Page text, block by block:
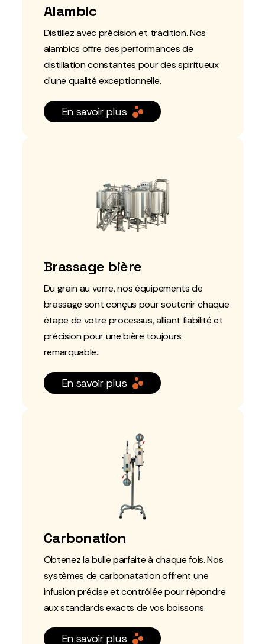
Alambic
Distillez avec précision et tradition. Nos
alambics offre des performances de
distillation constantes pour des spiritueux
d'une qualité exceptionnelle.
En savoir plus
Brassage bière
Du grain au verre, nos équipements de
brassage sont conçus pour soutenir chaque
étape de votre processus, alliant fiabilité et
précision pour une bière toujours
remarquable.
En savoir plus
Carbonation
Obtenez la bulle parfaite à chaque fois. Nos
systèmes de carbonatation offrent une
infusion précise et contrôlée pour répondre
aux standards exacts de vos boissons.
En savoir plus